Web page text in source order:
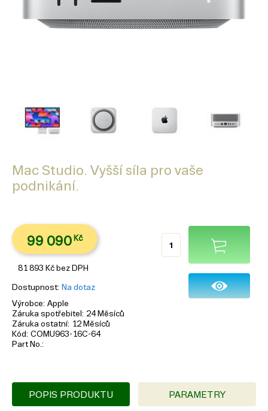
Mac Studio. Vyšší síla pro vaše
podnikání.
99 090 Kč
81 893 Kč bez DPH
Dostupnost Na dotaz
Výrobce Apple
Záruka spotřebitel
24 Měsíců
Záruka ostatní 12 Měsíců
Kód COMU963-16C-64
Part No.
POPIS PRODUKTU PARAMETRY